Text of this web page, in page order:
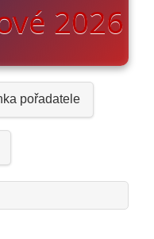
2026
pořadatele